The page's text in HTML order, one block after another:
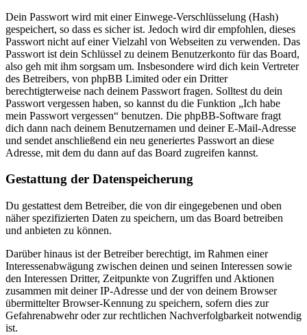
Dein Passwort wird mit einer Einwege-Verschlüsselung (Hash)
gespeichert, so dass es sicher ist. Jedoch wird dir empfohlen, dieses
Passwort nicht auf einer Vielzahl von Webseiten zu verwenden. Das
Passwort ist dein Schlüssel zu deinem Benutzerkonto für das Board,
also geh mit ihm sorgsam um. Insbesondere wird dich kein Vertreter
des Betreibers, von phpBB Limited oder ein Dritter
berechtigterweise nach deinem Passwort fragen. Solltest du dein
Passwort vergessen haben, so kannst du die Funktion „Ich habe
mein Passwort vergessen“ benutzen. Die phpBB-Software fragt
dich dann nach deinem Benutzernamen und deiner E-Mail-Adresse
und sendet anschließend ein neu generiertes Passwort an diese
Adresse, mit dem du dann auf das Board zugreifen kannst.
Gestattung der Datenspeicherung
Du gestattest dem Betreiber, die von dir eingegebenen und oben
näher spezifizierten Daten zu speichern, um das Board betreiben
und anbieten zu können.
Darüber hinaus ist der Betreiber berechtigt, im Rahmen einer
Interessenabwägung zwischen deinen und seinen Interessen sowie
den Interessen Dritter, Zeitpunkte von Zugriffen und Aktionen
zusammen mit deiner IP-Adresse und der von deinem Browser
übermittelter Browser-Kennung zu speichern, sofern dies zur
Gefahrenabwehr oder zur rechtlichen Nachverfolgbarkeit notwendig
ist.